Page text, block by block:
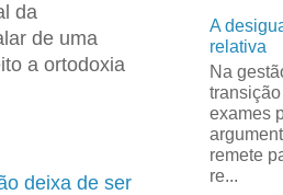
da
de uma
a ortodoxia
deixa de ser
A
relativa
Na
exames
remete
re...